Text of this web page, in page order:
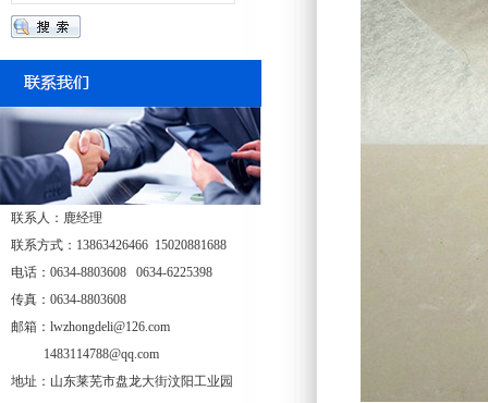
联系人：鹿经理
联系方式：13863426466 15020881688
电话：0634-8803608 0634-6225398
传真：0634-8803608
邮箱：lwzhongdeli@126.com
1483114788@qq.com
地址：山东莱芜市盘龙大街汶阳工业园